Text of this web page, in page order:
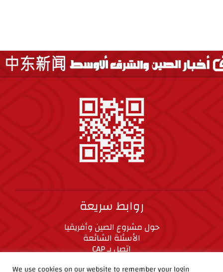
روابط سريعة
حول مشروع الصين وأفريقيا
الأسئلة الشائعة
اتصل بـ CAP
We use cookies on our website to remember your login